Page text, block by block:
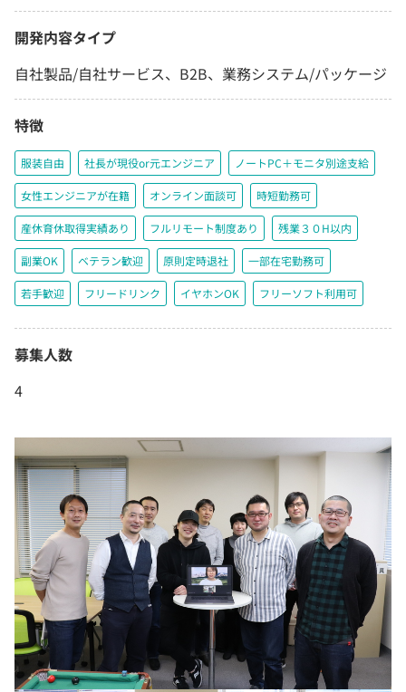
開発内容タイプ
自社製品/自社サービス、B2B、業務システム/パッケージ
特徴
服装自由 社長が現役or元エンジニア ノートPC＋モニタ別途支給
女性エンジニアが在籍 オンライン面談可 時短勤務可
産休育休取得実績あり フルリモート制度あり 残業３０H以内
副業OK ベテラン歓迎 原則定時退社 一部在宅勤務可
若手歓迎 フリードリンク イヤホンOK フリーソフト利用可
募集人数
4